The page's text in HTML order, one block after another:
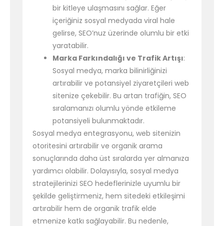
bir kitleye ulaşmasını sağlar. Eğer
içeriğiniz sosyal medyada viral hale
gelirse, SEO’nuz üzerinde olumlu bir etki
yaratabilir.
Marka Farkındalığı ve Trafik Artışı:
Sosyal medya, marka bilinirliğinizi
artırabilir ve potansiyel ziyaretçileri web
sitenize çekebilir. Bu artan trafiğin, SEO
sıralamanızı olumlu yönde etkileme
potansiyeli bulunmaktadır.
Sosyal medya entegrasyonu, web sitenizin
otoritesini artırabilir ve organik arama
sonuçlarında daha üst sıralarda yer almanıza
yardımcı olabilir. Dolayısıyla, sosyal medya
stratejilerinizi SEO hedeflerinizle uyumlu bir
şekilde geliştirmeniz, hem sitedeki etkileşimi
artırabilir hem de organik trafik elde
etmenize katkı sağlayabilir. Bu nedenle,